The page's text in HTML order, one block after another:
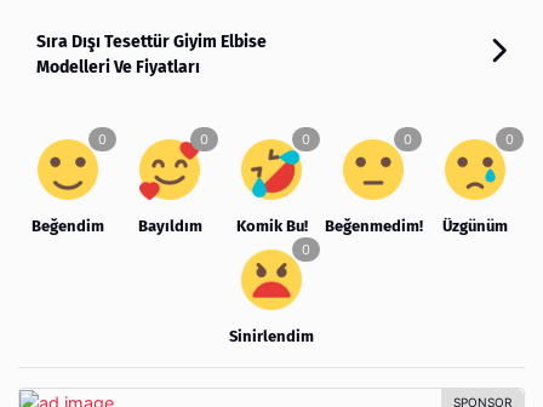
Sıra Dışı Tesettür Giyim Elbise
Modelleri Ve Fiyatları
Beğendim Bayıldım Komik Bu! Beğenmedim! Üzgünüm
Sinirlendim